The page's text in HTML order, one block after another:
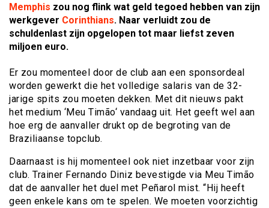
Memphis zou nog flink wat geld tegoed hebben van zijn
werkgever Corinthians. Naar verluidt zou de
schuldenlast zijn opgelopen tot maar liefst zeven
miljoen euro.
Er zou momenteel door de club aan een sponsordeal
worden gewerkt die het volledige salaris van de 32-
jarige spits zou moeten dekken. Met dit nieuws pakt
het medium ‘Meu Timão‘ vandaag uit. Het geeft wel aan
hoe erg de aanvaller drukt op de begroting van de
Braziliaanse topclub.
Daarnaast is hij momenteel ook niet inzetbaar voor zijn
club. Trainer Fernando Diniz bevestigde via Meu Timão
dat de aanvaller het duel met Peñarol mist. “Hij heeft
geen enkele kans om te spelen. We moeten voorzichtig